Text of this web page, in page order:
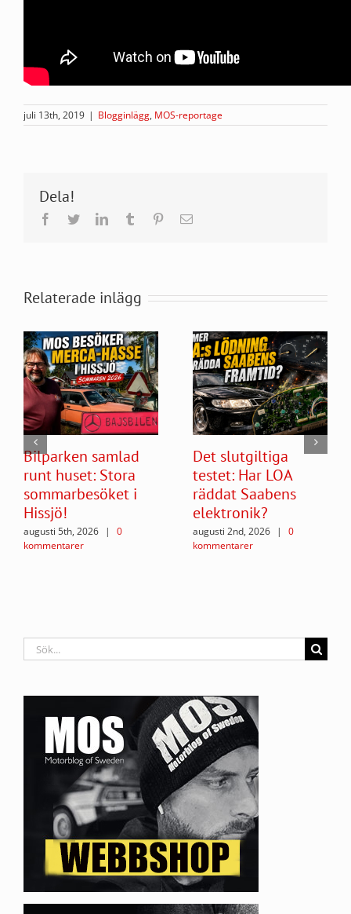
juli 13th, 2019 | Blogginlägg, MOS-reportage
Dela!
Facebook
TwitterLinkedInTumblr Pinterest
E-
Relaterade inlägg
Bilparken samlad
runt huset: Stora
sommarbesöket i
Hissjö!
augusti 5th, 2026 |
0
kommentarer
Det slutgiltiga
testet: Har LOA
räddat Saabens
elektronik?
augusti 2nd, 2026 |
0
kommentarer
Sök
efter: